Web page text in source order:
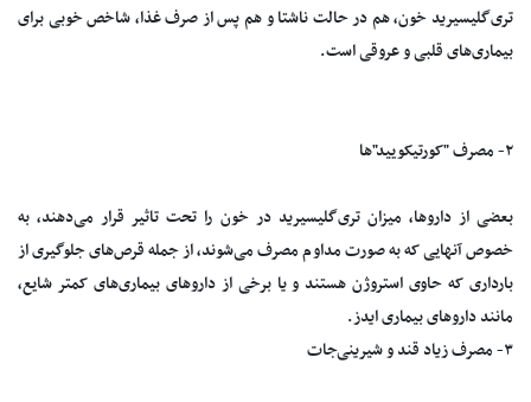
تری‌گلیسیرید خون، هم در حالت ناشتا و هم پس از صرف غذا، شاخص خوبی برای
بیماری‌های قلبی و عروقی است.
۲- مصرف "کورتیکویید"ها
بعضی از داروها، میزان تری‌گلیسیرید در خون را تحت تاثیر قرار می‌دهند، به
خصوص آنهایی که به صورت مداوم مصرف می‌شوند، از جمله قرص‌های جلوگیری از
بارداری که حاوی استروژن هستند و یا برخی از داروهای بیماری‌های کمتر شایع،
مانند داروهای بیماری ایدز.
۳- مصرف زیاد قند و شیرینی‌جات